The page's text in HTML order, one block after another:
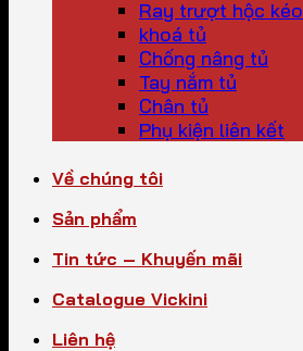
Ray trượt hộc kéo
khoá tủ
Chống nâng tủ
Tay nắm tủ
Chân tủ
Phụ kiện liên kết
Về chúng tôi
Sản phẩm
Tin tức – Khuyến mãi
Catalogue Vickini
Liên hệ